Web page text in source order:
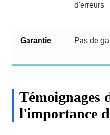
d'erreurs
Garantie Pas de
Témoignages
l'importance